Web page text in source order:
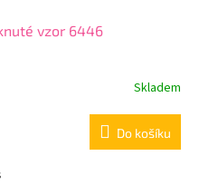
vzor 6446
Skladem
Do košíku